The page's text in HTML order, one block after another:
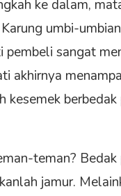
ke dalam,
umbi-
pembeli sangat
akhirnya
kesemek
teman? Bedak
jamur.